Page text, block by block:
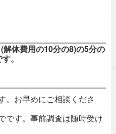
解体費用の10分の8)の5分の
。
。お早めにご相談くださ
です。事前調査は随時受け